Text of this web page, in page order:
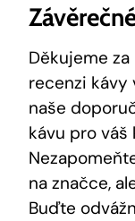
Děkujeme⁢
recenzi kávy​
naše
kávu pro váš​
na značce,⁣
⁣Buďte